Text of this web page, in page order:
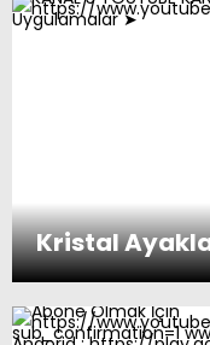
Kristal